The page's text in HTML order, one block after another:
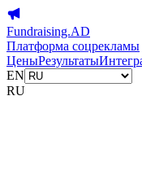
Fundraising.AD
Платформа соцрекламы
ЦеныРезультаты
EN
RU